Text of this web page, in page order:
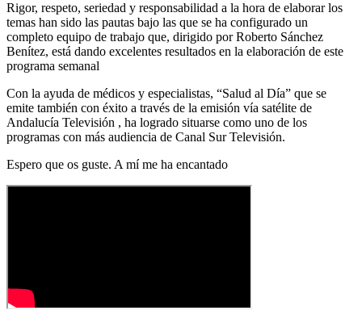
Rigor, respeto, seriedad y responsabilidad a la hora de elaborar los
temas han sido las pautas bajo las que se ha configurado un
completo equipo de trabajo que, dirigido por Roberto Sánchez
Benítez, está dando excelentes resultados en la elaboración de este
programa semanal
Con la ayuda de médicos y especialistas, “Salud al Día” que se
emite también con éxito a través de la emisión vía satélite de
Andalucía Televisión , ha logrado situarse como uno de los
programas con más audiencia de Canal Sur Televisión.
Espero que os guste. A mí me ha encantado